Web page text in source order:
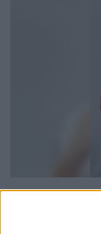
Imagen de archivo